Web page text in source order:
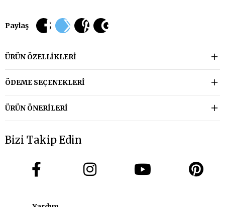
Paylaş
ÜRÜN ÖZELLIKLERI
ÖDEME SEÇENEKLERI
ÜRÜN ÖNERILERI
Bizi Takip Edin